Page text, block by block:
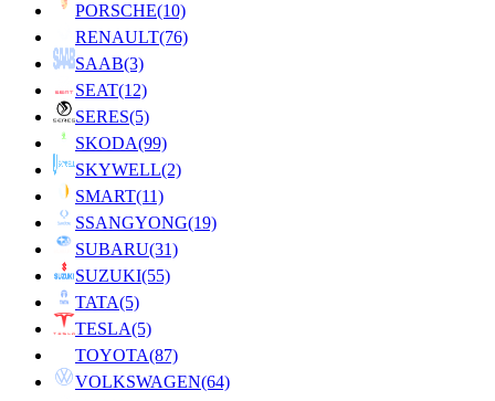
PORSCHE(10)
RENAULT(76)
SAAB(3)
SEAT(12)
SERES(5)
SKODA(99)
SKYWELL(2)
SMART(11)
SSANGYONG(19)
SUBARU(31)
SUZUKI(55)
TATA(5)
TESLA(5)
TOYOTA(87)
VOLKSWAGEN(64)